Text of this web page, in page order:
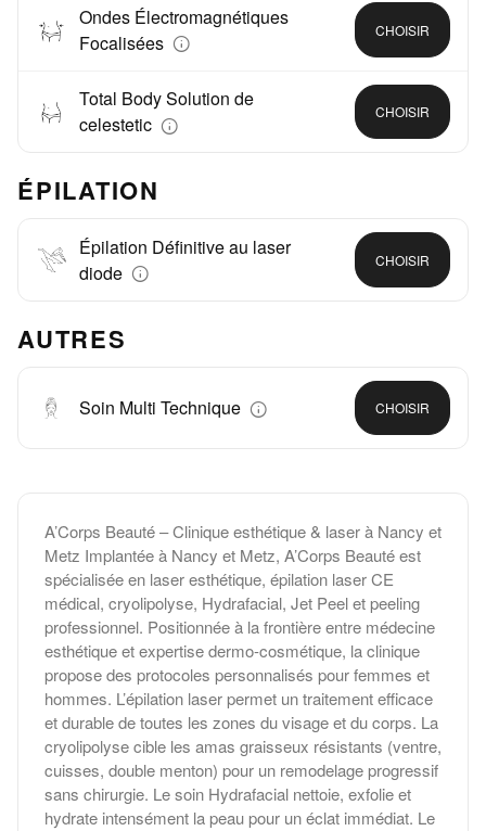
Ondes Électromagnétiques
Focalisées
CHOISIR
Total Body Solution de
celestetic
CHOISIR
ÉPILATION
Épilation Définitive au laser
diode
CHOISIR
AUTRES
Soin Multi Technique CHOISIR
A’Corps Beauté – Clinique esthétique & laser à Nancy et
Metz Implantée à Nancy et Metz, A’Corps Beauté est
spécialisée en laser esthétique, épilation laser CE
médical, cryolipolyse, Hydrafacial, Jet Peel et peeling
professionnel. Positionnée à la frontière entre médecine
esthétique et expertise dermo-cosmétique, la clinique
propose des protocoles personnalisés pour femmes et
hommes. L’épilation laser permet un traitement efficace
et durable de toutes les zones du visage et du corps. La
cryolipolyse cible les amas graisseux résistants (ventre,
cuisses, double menton) pour un remodelage progressif
sans chirurgie. Le soin Hydrafacial nettoie, exfolie et
hydrate intensément la peau pour un éclat immédiat. Le